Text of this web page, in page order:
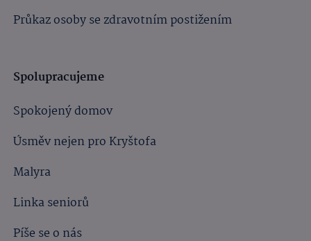
Průkaz osoby se zdravotním postižením
Spolupracujeme
Spokojený domov
Úsměv nejen pro Kryštofa
Malyra
Linka seniorů
Píše se o nás